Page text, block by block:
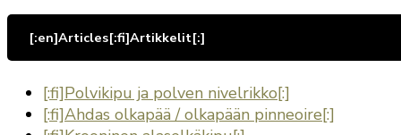
[:en]Articles[:fi]Artikkelit[:]
[:fi]Polvikipu ja polven nivelrikko[:]
[:fi]Ahdas olkapää / olkapään pinneoire[:]